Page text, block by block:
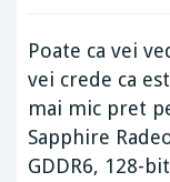
Poate ca vei
vei crede ca
mai mic pret
Sapphire
GDDR6, 128-